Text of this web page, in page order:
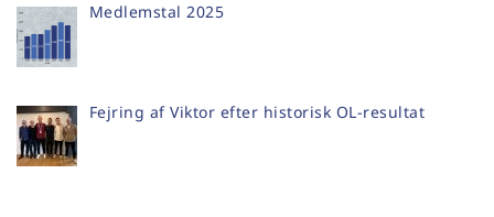
Medlemstal 2025
Fejring af Viktor efter historisk OL-resultat